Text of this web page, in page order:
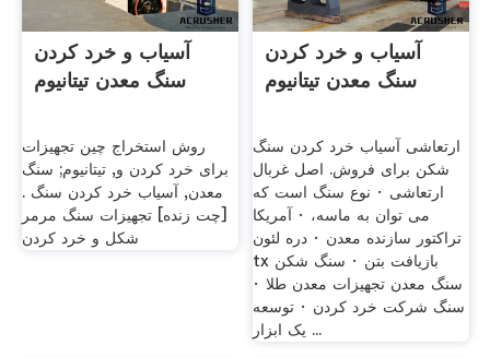
آسیاب و خرد کردن
سنگ معدن تیتانیوم
روش استخراج چین تجهیزات
برای خرد کردن و, تیتانیوم; سنگ
معدن, آسیاب خرد کردن سنگ .
[چت زنده] تجهیزات سنگ مرمر
شکل و خرد کردن
آسیاب و خرد کردن
سنگ معدن تیتانیوم
ارتعاشی آسیاب خرد کردن سنگ
شکن برای فروش. اصل غربال
ارتعاشی · نوع سنگ است که
می توان به ماسه، · آمریکا
تراکتور سازنده معدن · دره لئون
tx بازیافت بتن · سنگ شکن
سنگ معدن تجهیزات معدن طلا ·
سنگ شرکت خرد کردن · توسعه
یک ابزار ...